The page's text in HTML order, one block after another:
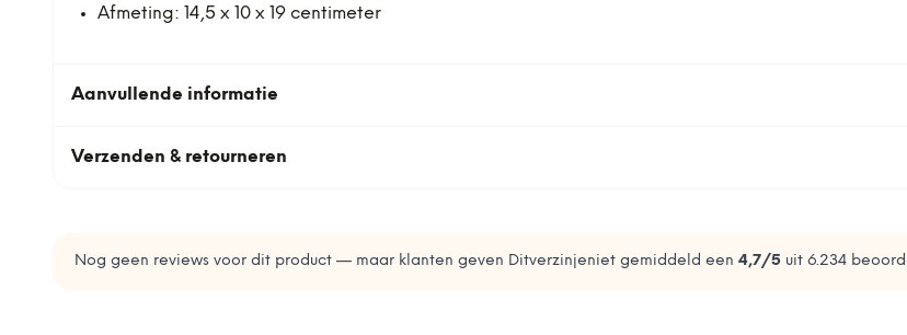
Afmeting: 14,5 x 10 x 19 centimeter
Aanvullende informatie
Verzenden & retourneren
Nog geen reviews voor dit product — maar klanten geven Ditverzinjeniet gemiddeld een 4,7/5 uit 6.234